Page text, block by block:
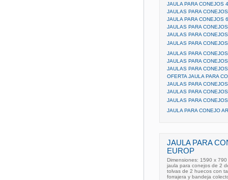
JAULA PARA CONEJOS 4
JAULAS PARA
JAULA PARA CONEJOS 6
JAULAS PARA
JAULAS PARA
JAULAS PARA
JAULAS PARA
JAULAS PARA
JAULAS PARA
OFERTA JAULA PARA
JAULAS PARA
JAULAS PARA
JAULAS PARA
JAULA PARA CONEJO
JAULA PARA
EUROP
Dimensiones: 1590 x
jaula para conejos de 2
tolvas de 2 huecos con
forrajera y bandeja